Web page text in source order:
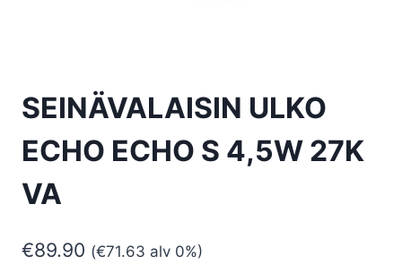
SEINÄVALAISIN ULKO
ECHO ECHO S 4,5W 27K
VA
€89.90 (€71.63 alv 0%)